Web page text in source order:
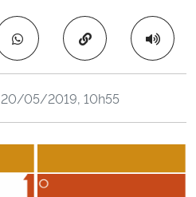
Copiar para área
20/05/2019, 10h55